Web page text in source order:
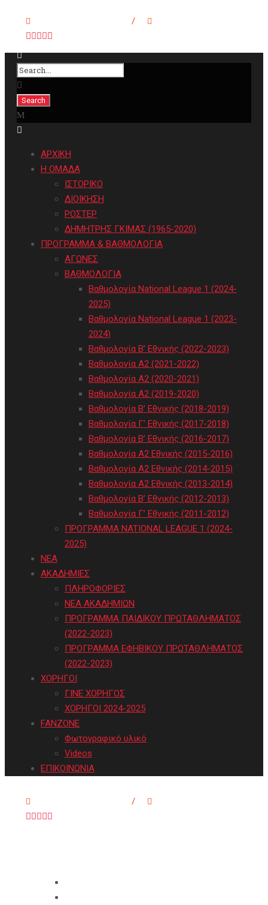
/
ΑΡΧΙΚΗ
Η ΟΜΑΔΑ
ΙΣΤΟΡΙΚΟ
ΔΙΟΙΚΗΣΗ
ΡΟΣΤΕΡ
ΔΗΜΗΤΡΗΣ ΓΚΙΜΑΣ (1965-2020)
ΠΡΟΓΡΑΜΜΑ & ΒΑΘΜΟΛΟΓΙΑ
ΑΓΩΝΕΣ
ΒΑΘΜΟΛΟΓΙΑ
Βαθμολογία National League 1 (2024-
2025)
Βαθμολογία National League 1 (2023-
2024)
Βαθμολογία Β’ Εθνικής (2022-2023)
Βαθμολογία Α2 (2021-2022)
Βαθμολογία Α2 (2020-2021)
Βαθμολογία Α2 (2019-2020)
Βαθμολογία B’ Εθνικής (2018-2019)
Βαθμολογία Γ’ Εθνικής (2017-2018)
Βαθμολογία Β’ Εθνικής (2016-2017)
Βαθμολογία Α2 Εθνικής (2015-2016)
Βαθμολογία Α2 Εθνικής (2014-2015)
Βαθμολογία Α2 Εθνικής (2013-2014)
Βαθμολογία Β’ Εθνικής (2012-2013)
Βαθμολογία Γ’ Εθνικής (2011-2012)
ΠΡΟΓΡΑΜΜΑ NATIONAL LEAGUE 1 (2024-
2025)
ΝΕΑ
ΑΚΑΔΗΜΙΕΣ
ΠΛΗΡΟΦΟΡΙΕΣ
ΝΕΑ ΑΚΑΔΗΜΙΩΝ
ΠΡΟΓΡΑΜΜΑ ΠΑΙΔΙΚΟΥ ΠΡΩΤΑΘΛΗΜΑΤΟΣ
(2022-2023)
ΠΡΟΓΡΑΜΜΑ ΕΦΗΒΙΚΟΥ ΠΡΩΤΑΘΛΗΜΑΤΟΣ
(2022-2023)
ΧΟΡΗΓΟΙ
ΓΙΝΕ ΧΟΡΗΓΟΣ
ΧΟΡΗΓΟΙ 2024-2025
FANZONE
Φωτογραφικό υλικό
Videos
ΕΠΙΚΟΙΝΩΝΙΑ
/